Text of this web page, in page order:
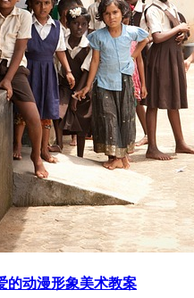
的动漫形象美术教案